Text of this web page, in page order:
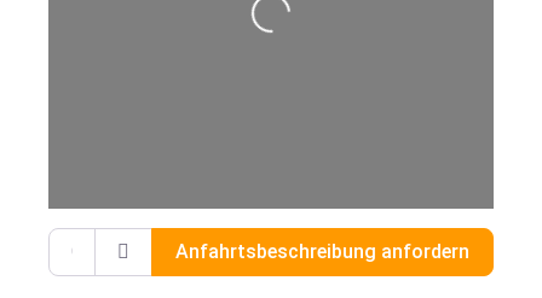
Wird geladen …
Gib deinen Standort ein.
Anfahrtsbeschreibung anfordern